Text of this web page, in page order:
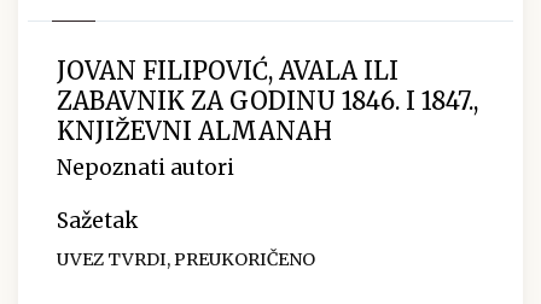
JOVAN FILIPOVIĆ, AVALA ILI
ZABAVNIK ZA GODINU 1846. I 1847.,
KNJIŽEVNI ALMANAH
Nepoznati autori
Sažetak
UVEZ TVRDI, PREUKORIČENO